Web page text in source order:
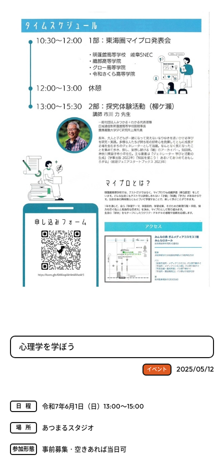
心理学を学ぼう
イベント 2025/05/12
日程 令和7年6月1日（日）13:00～15:00
場所 あつまるスタジオ
参加形態 事前募集・空きあれば当日可